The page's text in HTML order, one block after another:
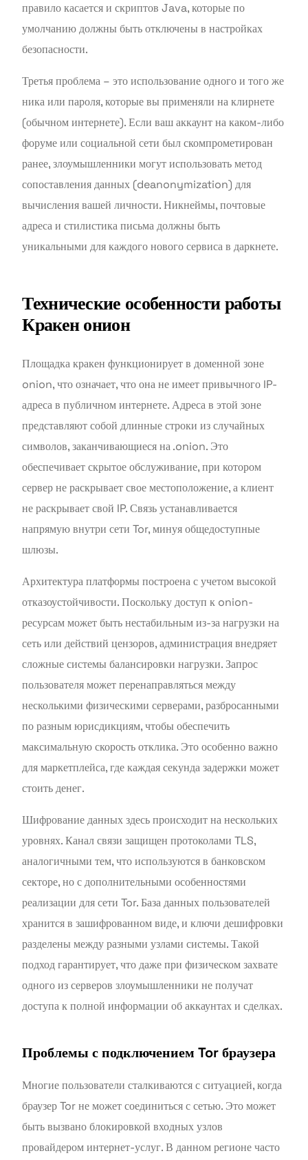
правило касается и скриптов Java, которые по
умолчанию должны быть отключены в настройках
безопасности.
Третья проблема – это использование одного и того же
ника или пароля, которые вы применяли на клирнете
(обычном интернете). Если ваш аккаунт на каком-либо
форуме или социальной сети был скомпрометирован
ранее, злоумышленники могут использовать метод
сопоставления данных (deanonymization) для
вычисления вашей личности. Никнеймы, почтовые
адреса и стилистика письма должны быть
уникальными для каждого нового сервиса в даркнете.
Технические особенности работы
Кракен онион
Площадка кракен функционирует в доменной зоне
onion, что означает, что она не имеет привычного IP-
адреса в публичном интернете. Адреса в этой зоне
представляют собой длинные строки из случайных
символов, заканчивающиеся на .onion. Это
обеспечивает скрытое обслуживание, при котором
сервер не раскрывает свое местоположение, а клиент
не раскрывает свой IP. Связь устанавливается
напрямую внутри сети Tor, минуя общедоступные
шлюзы.
Архитектура платформы построена с учетом высокой
отказоустойчивости. Поскольку доступ к onion-
ресурсам может быть нестабильным из-за нагрузки на
сеть или действий цензоров, администрация внедряет
сложные системы балансировки нагрузки. Запрос
пользователя может перенаправляться между
несколькими физическими серверами, разбросанными
по разным юрисдикциям, чтобы обеспечить
максимальную скорость отклика. Это особенно важно
для маркетплейса, где каждая секунда задержки может
стоить денег.
Шифрование данных здесь происходит на нескольких
уровнях. Канал связи защищен протоколами TLS,
аналогичными тем, что используются в банковском
секторе, но с дополнительными особенностями
реализации для сети Tor. База данных пользователей
хранится в зашифрованном виде, и ключи дешифровки
разделены между разными узлами системы. Такой
подход гарантирует, что даже при физическом захвате
одного из серверов злоумышленники не получат
доступа к полной информации об аккаунтах и сделках.
Проблемы с подключением Tor браузера
Многие пользователи сталкиваются с ситуацией, когда
браузер Tor не может соединиться с сетью. Это может
быть вызвано блокировкой входных узлов
провайдером интернет-услуг. В данном регионе часто